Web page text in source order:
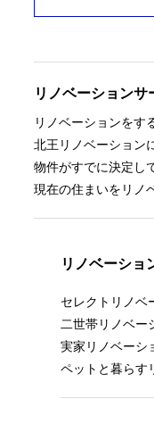
リノベーションサ
リノベーションをす
北王リノベーション
物件がすでに決定し
現在の住まいをリノ
リノベーショ
セレクトリノベ
二世帯リノベー
実家リノベーシ
ペットと暮らす